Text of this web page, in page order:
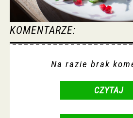
KOMENTARZE:
Na razie brak
CZYTAJ